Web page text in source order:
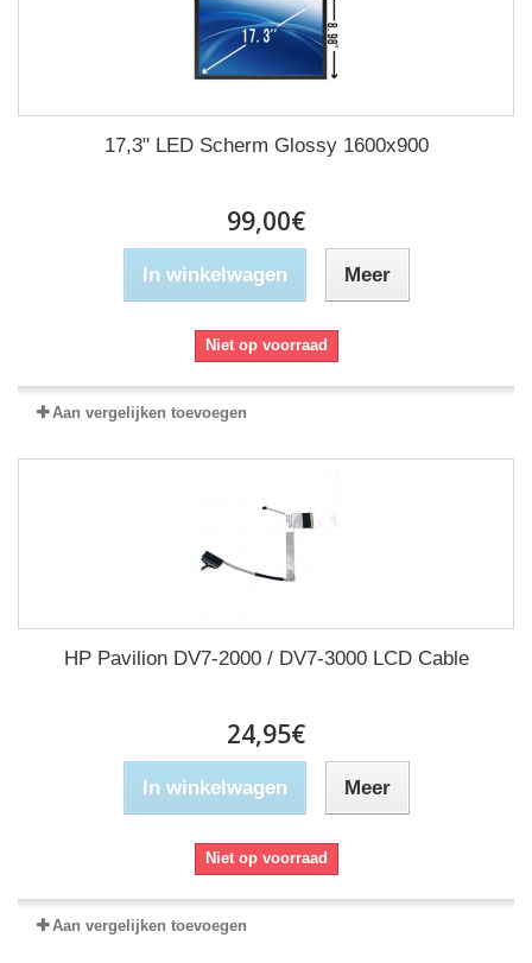
17,3" LED Scherm Glossy 1600x900
99,00€
In winkelwagen Meer
Niet op voorraad
Aan vergelijken toevoegen
HP Pavilion DV7-2000 / DV7-3000 LCD Cable
24,95€
In winkelwagen Meer
Niet op voorraad
Aan vergelijken toevoegen